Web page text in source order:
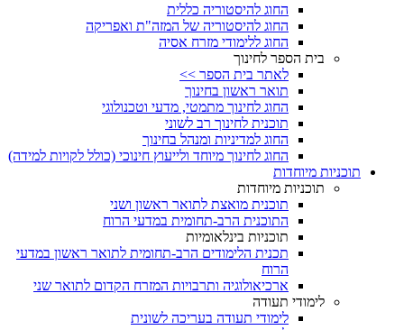
החוג להיסטוריה כללית
החוג להיסטוריה של המזה"ת ואפריקה
החוג ללימודי מזרח אסיה
בית הספר לחינוך
לאתר בית הספר >>
תואר ראשון בחינוך
החוג לחינוך מתמטי, מדעי וטכנולוגי
תוכנית לחינוך רב לשוני
החוג למדיניות ומנהל בחינוך
החוג לחינוך מיוחד ולייעוץ חינוכי (כולל לקויות למידה)
תוכניות מיוחדות
תוכניות מיוחדות
תוכנית מואצת לתואר ראשון ושני
התוכנית הרב-תחומית במדעי הרוח
תוכניות בינלאומיות
תכנית הלימודים הרב-תחומית לתואר ראשון במדעי
הרוח
ארכיאולוגיה ותרבויות המזרח הקדום לתואר שני
לימודי תעודה
לימודי תעודה בעריכה לשונית